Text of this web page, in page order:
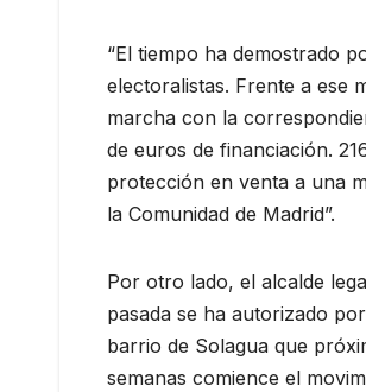
“El tiempo ha demostrado
electoralistas. Frente a ese
marcha con la
de euros de financiación.
protección en venta a una
la Comunidad de Madrid”.
Por otro lado, el alcalde
pasada se ha autorizado
barrio de Solagua que
semanas comience el